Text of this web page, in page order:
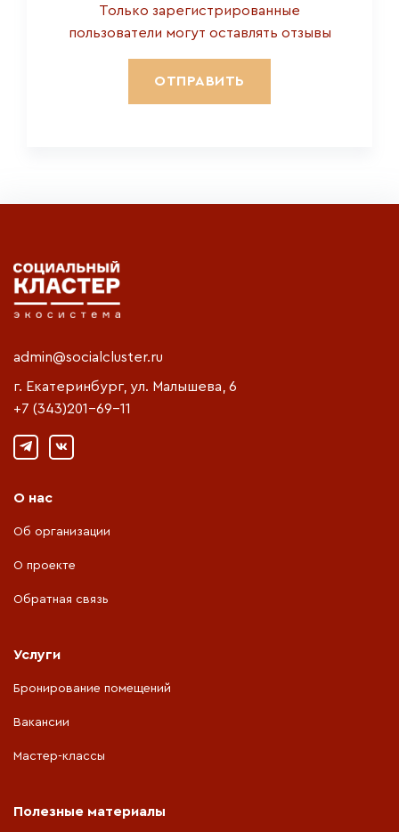
Только зарегистрированные
пользователи могут оставлять отзывы
admin@socialcluster.ru
г. Екатеринбург, ул. Малышева, 6
+7 (343)201-69-11
О нас
Об организации
О проекте
Обратная связь
Услуги
Бронирование помещений
Вакансии
Мастер-классы
Полезные материалы